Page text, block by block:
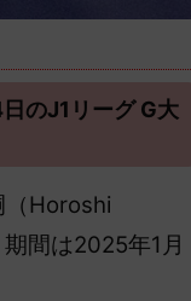
のJ1リーグ G大
Horoshi
間は2025年1月